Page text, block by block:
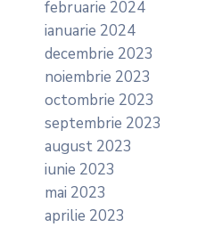
februarie 2024
ianuarie 2024
decembrie 2023
noiembrie 2023
octombrie 2023
septembrie 2023
august 2023
iunie 2023
mai 2023
aprilie 2023